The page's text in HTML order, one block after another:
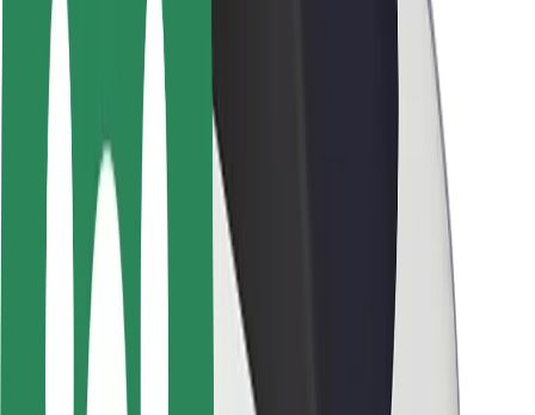
ბრენდი
მედია
ურბანული ფონდი
უსაფრთხოება
მგზავრების უსაფრთხოება
მძღოლების უსაფრთხოება
სკუტერის უსაფრთხოება
უსაფრთხოება
ქალაქები